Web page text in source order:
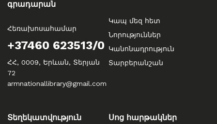
գրադարան
Հեռախոսահամար
+37460 623513/0
ՀՀ, 0009, Երևան, Տերյան
72
armnationallibrary@gmail.com
Կապ մեզ հետ
Նորություններ
Կանոնադրություն
Տարբերանշան
Տեղեկատվություն Սոց հարթակներ